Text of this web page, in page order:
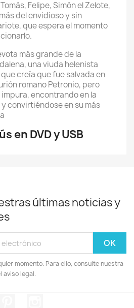
Felipe, Simón el Zelote,
del envidioso y sin
que espera el momento
más grande de la
una viuda helenista
creía que fue salvada en
romano Petronio, pero
encontrando en la
convirtiéndose en su más
en DVD y USB
últimas noticias y
momento. Para ello, consulte nuestra
aviso legal.